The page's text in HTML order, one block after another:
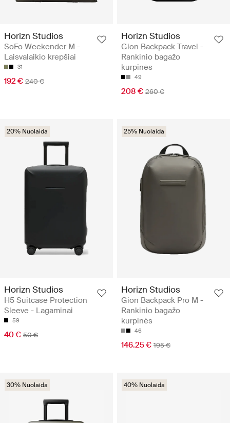
Horizn Studios
SoFo Weekender M -
Laisvalaikio krepšiai
31
192 € 240 €
Horizn Studios
Gion Backpack Travel -
Rankinio bagažo
kurpinės
49
208 € 260 €
20% Nuolaida
Horizn Studios
H5 Suitcase Protection
Sleeve - Lagaminai
59
40 € 50 €
25% Nuolaida
Horizn Studios
Gion Backpack Pro M -
Rankinio bagažo
kurpinės
46
146.25 € 195 €
30% Nuolaida 40% Nuolaida